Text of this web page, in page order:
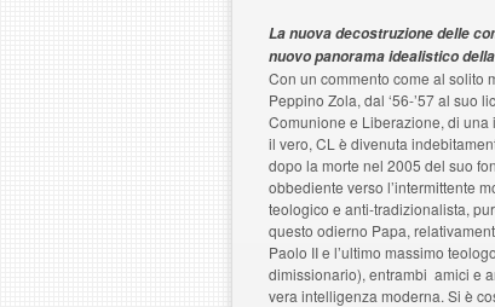
La nuova decostruzione delle
nuovo panorama idealistico
Con un commento come al solito
Peppino Zola, dal ‘56-’57 al suo
Comunione e Liberazione, di una
il vero, CL è divenuta
dopo la morte nel 2005 del suo
obbediente verso l’intermittente
teologico e anti-tradizionalista,
questo odierno Papa,
Paolo II e l’ultimo massimo
dimissionario), entrambi amici e
vera intelligenza moderna. Si è